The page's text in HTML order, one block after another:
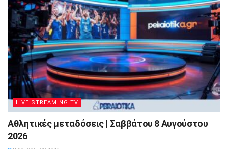
LIVE STREAMING TV
Αθλητικές μεταδόσεις | Σαββάτου 8 Αυγούστου
2026